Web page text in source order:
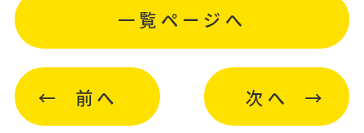
前へ
一覧ページへ
次へ